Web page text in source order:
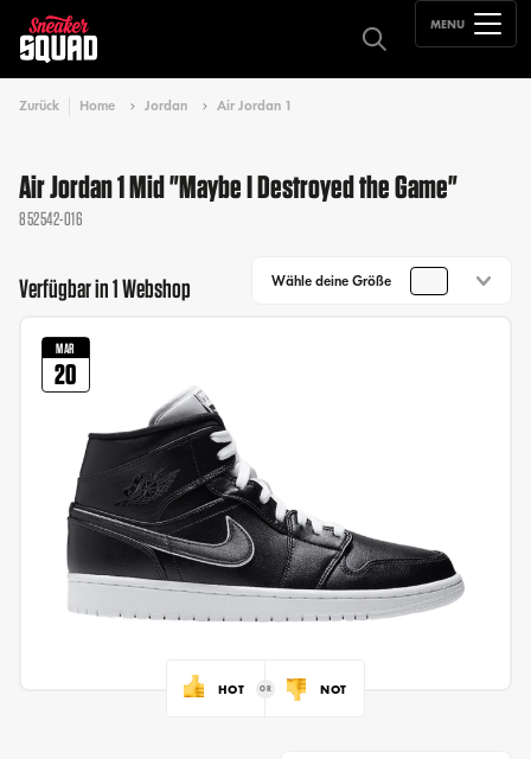
MENU
Zurück Home Jordan Air Jordan 1
Air Jordan 1 Mid "Maybe I Destroyed the Game"
852542-016
Verfügbar in 1 Webshop Wähle deine Größe
MAR
20
HOT NOT